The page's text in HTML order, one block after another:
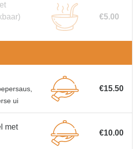
€5.00
ui
€15.50
met
€10.00